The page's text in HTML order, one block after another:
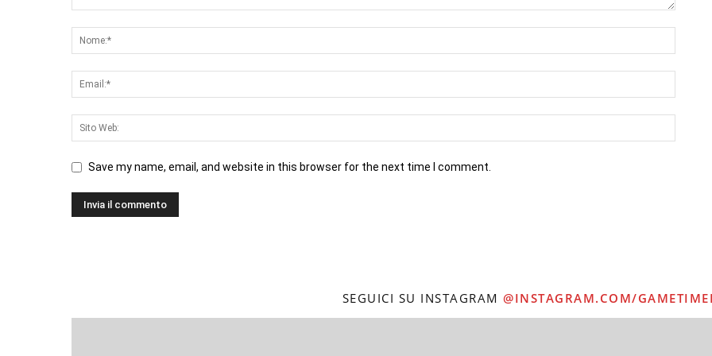
Save my name, email, and website in this browser for the next time I comment.
SEGUICI SU INSTAGRAM @INSTAGRAM.COM/